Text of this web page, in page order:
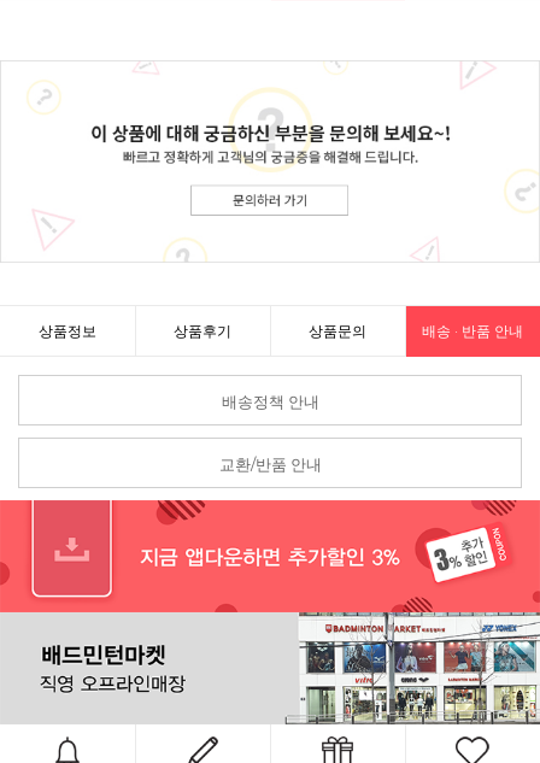
상품정보 상품후기 상품문의 배송 · 반품 안내
배송정책 안내
교환/반품 안내